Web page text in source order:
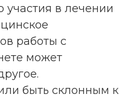
в лечении
работы с
может
быть склонным к